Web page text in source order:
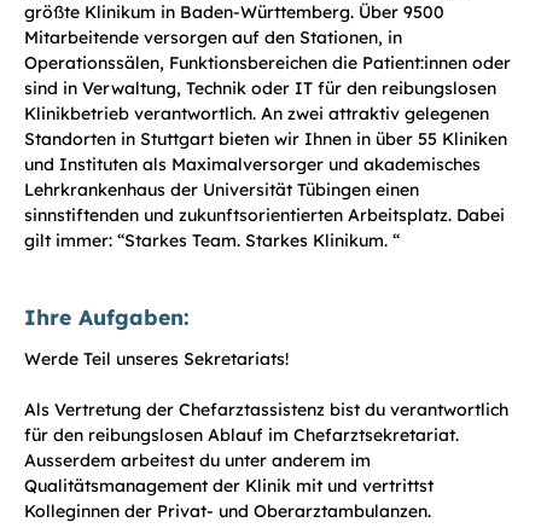
größte Klinikum in Baden-Württemberg. Über 9500
Mitarbeitende versorgen auf den Stationen, in
Operationssälen, Funktionsbereichen die Patient:innen oder
sind in Verwaltung, Technik oder IT für den reibungslosen
Klinikbetrieb verantwortlich. An zwei attraktiv gelegenen
Standorten in Stuttgart bieten wir Ihnen in über 55 Kliniken
und Instituten als Maximalversorger und akademisches
Lehrkrankenhaus der Universität Tübingen einen
sinnstiftenden und zukunftsorientierten Arbeitsplatz. Dabei
gilt immer: “Starkes Team. Starkes Klinikum. “
Ihre Aufgaben:
Werde Teil unseres Sekretariats!
Als Vertretung der Chefarztassistenz bist du verantwortlich
für den reibungslosen Ablauf im Chefarztsekretariat.
Ausserdem arbeitest du unter anderem im
Qualitätsmanagement der Klinik mit und vertrittst
Kolleginnen der Privat- und Oberarztambulanzen.